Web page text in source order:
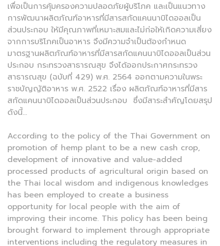
เพื่อเป็นการคุ้มครองความปลอดภัยผู้บริโภค และเป็นแนวทาง
การพัฒนาผลิตภัณฑ์อาหารที่มีสารสกัดแคนนาบิไดออลเป็น
ส่วนประกอบ ให้มีคุณภาพที่เหมาะสมและไม่ก่อให้เกิดความเสี่ยง
จากการบริโภคเป็นอาหาร จึงมีความจำเป็นต้องกำหนด
มาตรฐานผลิตภัณฑ์อาหารที่มีสารสกัดแคนนาบิไดออลเป็นส่วน
ประกอบ กระทรวงสาธารณสุข จึงได้ออกประกาศกระทรวง
สาธารณสุข (ฉบับที่ 429) พ.ศ. 2564 ออกตามความในพระ
ราชบัญญัติอาหาร พ.ศ. 2522 เรื่อง ผลิตภัณฑ์อาหารที่มีสาร
สกัดแคนนาบิไดออลเป็นส่วนประกอบ ซึ่งมีสาระสำคัญโดยสรุป
ดังนี้...
According to the policy of the Thai Government on
promotion of hemp plant to be a new cash crop,
development of innovative and value-added
processed products of agricultural origin based on
the Thai local wisdom and indigenous knowledges
has been employed to create a business
opportunity for local people with the aim of
improving their income. This policy has been being
brought forward to implement through appropriate
interventions including the regulatory measures in